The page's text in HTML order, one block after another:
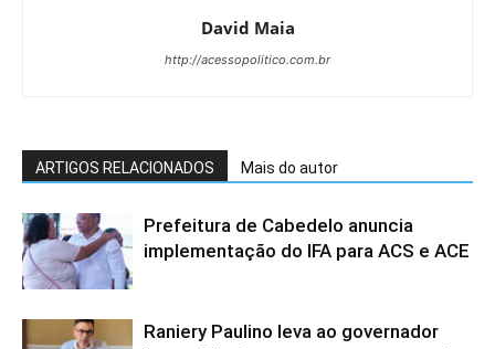
David Maia
http://acessopolitico.com.br
ARTIGOS RELACIONADOS Mais do autor
Prefeitura de Cabedelo anuncia
implementação do IFA para ACS e ACE
Raniery Paulino leva ao governador